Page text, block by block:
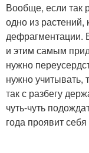
Вообще, если так
одно из
дефрагментации.
и этим самым
нужно
нужно учитывать,
так с разбегу
чуть-чуть
года проявит